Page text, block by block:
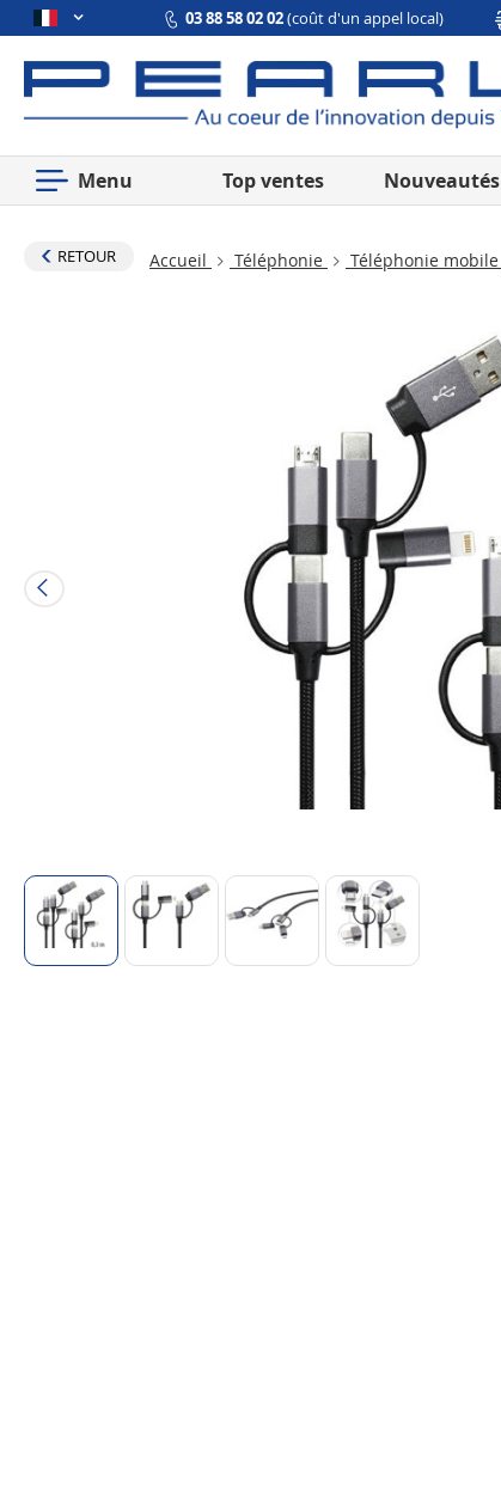
03 88 58 02 02(coût d'un appel local)
Menu Top ventes Nouveautés
RETOUR Accueil Téléphonie Téléphonie mobile